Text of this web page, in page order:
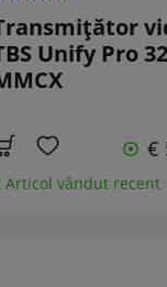
Unify Pro
€
Articol vândut recent